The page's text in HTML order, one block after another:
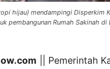
hijau) mendampingi Disperkim
pembangunan Rumah Sakinah di
|| Pemerintah